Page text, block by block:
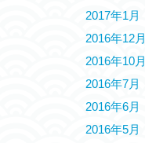
2017年1月
2016年12月
2016年10月
2016年7月
2016年6月
2016年5月